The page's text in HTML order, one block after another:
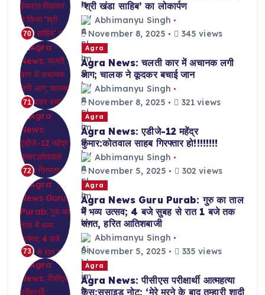
70
‘श्री खंडा साहिब’ का लोकार्पण
Abhimanyu Singh
November 8, 2025
345 views
71
Agra
Agra News: चलती कार में अचानक लगी
आग; चालक ने कूदकर बचाई जान
Abhimanyu Singh
November 8, 2025
321 views
72
Agra
Agra News: एडीजे-12 महेंद्र
कुमार:कोतवाल साहब गिरफ्तार हो!!!!!!!!
Abhimanyu Singh
November 5, 2025
302 views
73
Agra
Agra News Guru Purab: गुरु का ताल
में भव्य उत्सव; 4 बजे सुबह से रात 1 बजे तक
संगत, हरित आतिशबाजी
Abhimanyu Singh
November 5, 2025
335 views
Agra
Agra News: पीसीएस परीक्षार्थी आत्महत्या
केस:सुसाइड नोट: ‘मेरे मरने के बाद तुम्हारी शादी